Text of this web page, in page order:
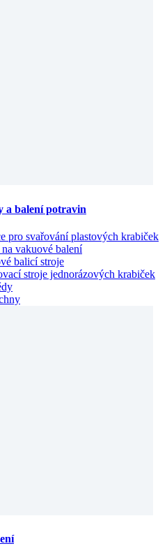
a balení potravin
pro svařování plastových krabiček
na vakuové balení
balicí stroje
stroje jednorázových krabiček